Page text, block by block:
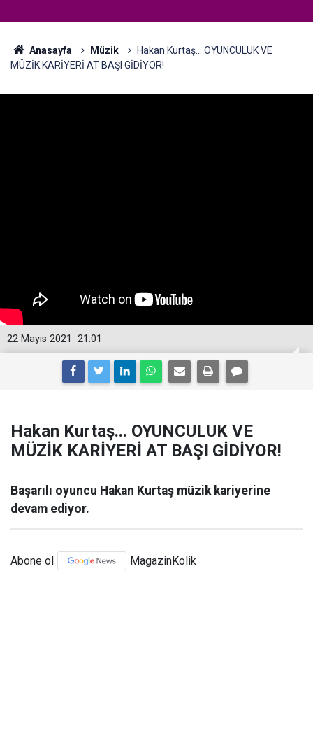
Anasayfa Müzik
Hakan Kurtaş... OYUNCULUK VE
MÜZİK KARİYERİ AT BAŞI GİDİYOR!
21:01
22 Mayıs 2021
Hakan Kurtaş... OYUNCULUK VE
MÜZİK KARİYERİ AT BAŞI GİDİYOR!
Başarılı oyuncu Hakan Kurtaş müzik kariyerine
devam ediyor.
Abone ol MagazinKolik